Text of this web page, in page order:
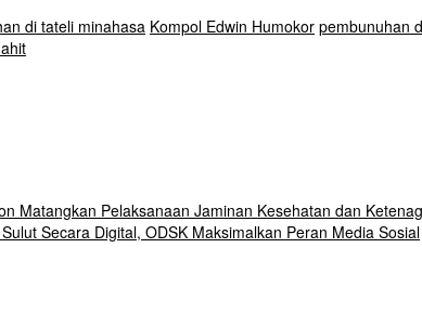
di tateli minahasa Kompol Edwin Humokor pembunuhan
Matangkan Pelaksanaan Jaminan Kesehatan dan
Secara Digital, ODSK Maksimalkan Peran Media Sosial